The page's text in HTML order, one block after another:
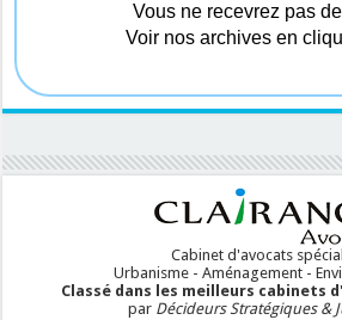
Vous ne recevrez pas
Voir nos archives en
Cabinet d'avocats
Urbanisme - Aménagement -
Classé dans les meilleurs cabinets
par Décideurs Stratégiques &